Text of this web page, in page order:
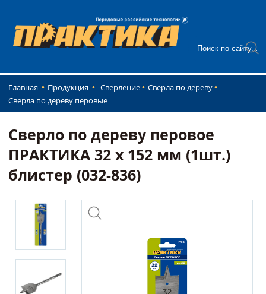
Главная Продукция Сверление
Сверла по дереву
Сверла по дереву перовые
Сверло по дереву перовое
ПРАКТИКА 32 х 152 мм (1шт.)
блистер (032-836)